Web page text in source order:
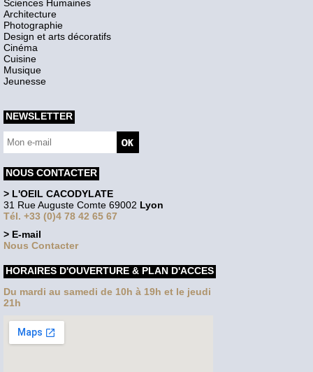
Sciences Humaines
Architecture
Photographie
Design et arts décoratifs
Cinéma
Cuisine
Musique
Jeunesse
NEWSLETTER
NOUS CONTACTER
> L'OEIL CACODYLATE
31 Rue Auguste Comte 69002 Lyon
Tél. +33 (0)4 78 42 65 67
> E-mail
Nous Contacter
HORAIRES D'OUVERTURE & PLAN D'ACCES
Du mardi au samedi de 10h à 19h et le jeudi
21h